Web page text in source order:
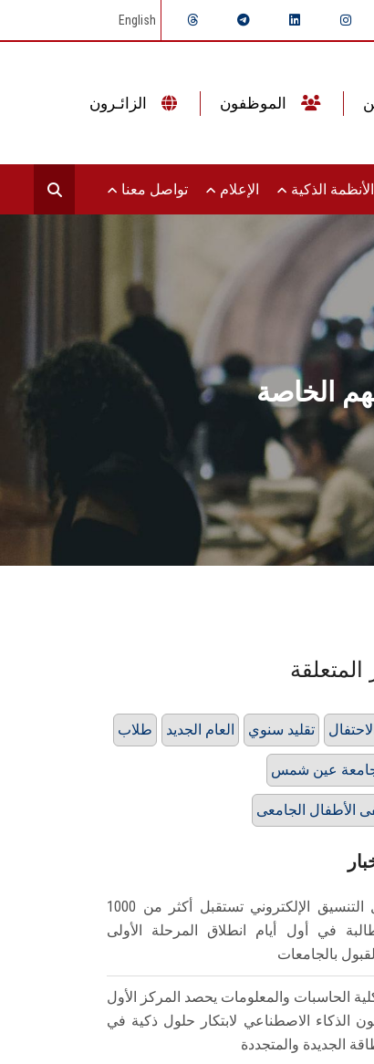
English
الأنظمة الذكية الإعلام تواصل معنا
الخاصة
المتعلقة
طلاب العام الجديد تقليد سنوي
عين شمس
الأطفال الجامعى
معامل التنسيق الإلكتروني تستقبل أكثر من 1000
في أول أيام انطلاق المرحلة الأولى
بالجامعات
الحاسبات والمعلومات يحصد المركز الأول
الذكاء الاصطناعي لابتكار حلول ذكية في
الجديدة والمتجددة